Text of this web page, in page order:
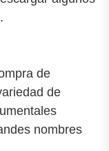
de
de
nombres